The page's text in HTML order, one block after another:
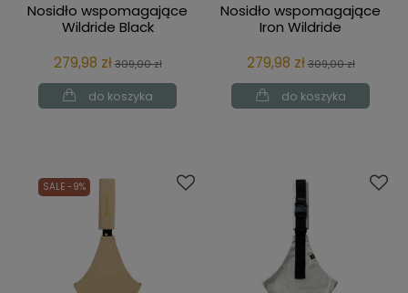
Nosidło wspomagające
Wildride Black
279,98 zł309,00 zł
do koszyka
Nosidło wspomagające
Iron Wildride
279,98 zł309,00 zł
do koszyka
SALE -9%